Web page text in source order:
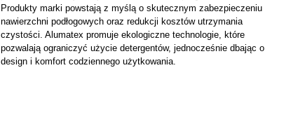
Produkty marki powstają z myślą o skutecznym zabezpieczeniu
nawierzchni podłogowych oraz redukcji kosztów utrzymania
czystości. Alumatex promuje ekologiczne technologie, które
pozwalają ograniczyć użycie detergentów, jednocześnie dbając o
design i komfort codziennego użytkowania.